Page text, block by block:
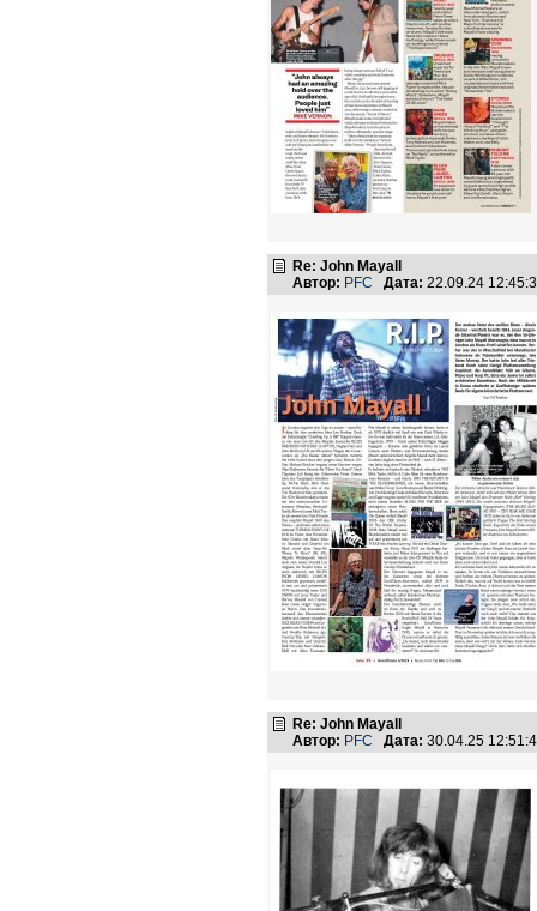
Re: John Mayall
Автор: PFC Дата: 22.09.24
Re: John Mayall
Автор: PFC Дата: 30.04.25